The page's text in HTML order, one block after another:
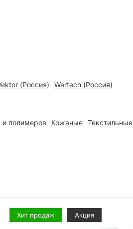
(Россия) Wartech (Россия)
и полимеров Кожаные Текстильные
Хит продаж Акция